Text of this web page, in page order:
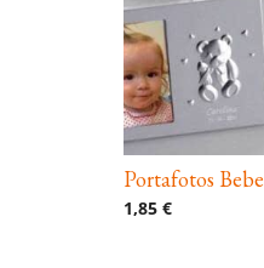
Portafotos Bebe
1,85 €